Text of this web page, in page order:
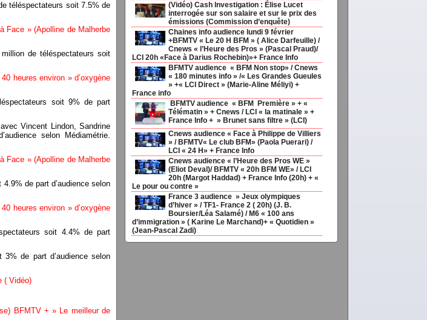
téléspectateurs soit 7.5% de
Face » (Apolline de Malherbe
de téléspectateurs soit
heures environ » d’oxygène
soit 9% de part
Vincent Lindon, Sandrine
selon Médiamétrie.
Face » (Apolline de Malherbe
de part d’audience selon
heures environ » d’oxygène
soit 4.4% de part
de part d’audience selon
( Vidéo)
BFMTV + » Le meilleur de
(Vidéo) Cash Investigation : Élise Lucet
interrogée sur son salaire et sur le prix des
émissions (Commission d’enquête)
Chaines info audience lundi 9 février
+BFMTV « Le 20 H BFM » ( Alice Darfeuille) /
Cnews « l’Heure des Pros » (Pascal Praud)/
LCI 20h «Face à Darius Rochebin)»+ France Info
BFMTV audience « BFM Non stop» / Cnews
« 180 minutes info » /« Les Grandes Gueules
» +« LCI Direct » (Marie-Aline Méliyi) +
France info
BFMTV audience « BFM Première » + «
Télématin » + Cnews / LCI « la matinale » +
France Info + » Brunet sans filtre » (LCI)
Cnews audience « Face à Philippe de Villiers
» / BFMTV« Le club BFM» (Paola Puerari) /
LCI « 24 H» + France Info
Cnews audience « l’Heure des Pros WE »
(Eliot Deval)/ BFMTV « 20h BFM WE» / LCI
20h (Margot Haddad) + France Info (20h) + «
Le pour ou contre »
France 3 audience » Jeux olympiques
d’hiver » / TF1- France 2 ( 20h) (J. B.
Boursier/Léa Salamé) / M6 « 100 ans
d’immigration » ( Karine Le Marchand)+ « Quotidien »
(Jean-Pascal Zadi)